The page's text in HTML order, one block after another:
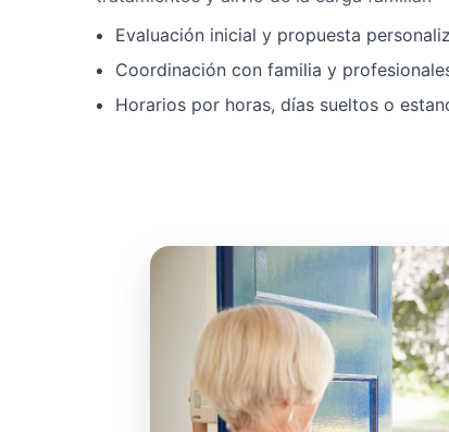
Evaluación inicial y propuesta
Coordinación con familia y
Horarios por horas, días sueltos o